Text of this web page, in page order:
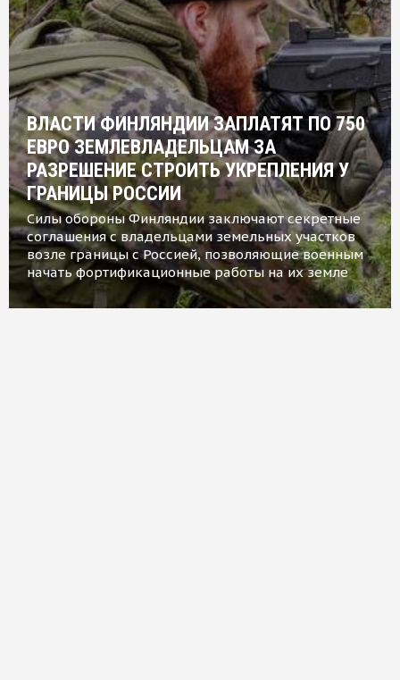
ВЛАСТИ ФИНЛЯНДИИ ЗАПЛАТЯТ ПО 750
ЕВРО ЗЕМЛЕВЛАДЕЛЬЦАМ ЗА
РАЗРЕШЕНИЕ СТРОИТЬ УКРЕПЛЕНИЯ У
ГРАНИЦЫ РОССИИ
Силы обороны Финляндии заключают секретные
соглашения с владельцами земельных участков
возле границы с Россией, позволяющие военным
начать фортификационные работы на их земле